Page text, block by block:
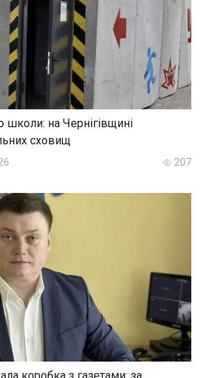
школи: на Чернігівщині
сховищ
207